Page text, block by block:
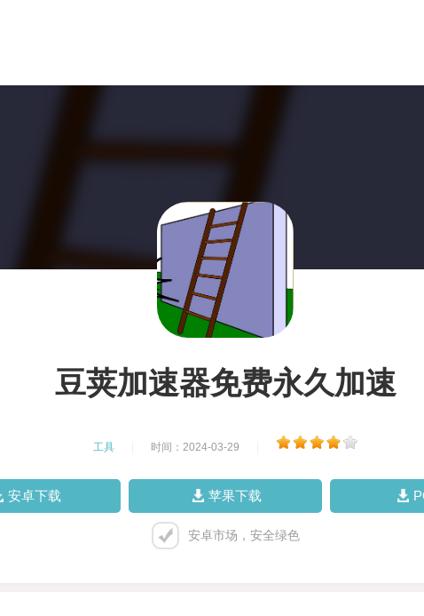
豆荚加速器免费永久加速
工具 时间：2024-03-29
安卓下载 苹果下载
安卓市场，安全绿色